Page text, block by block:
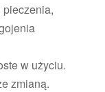
w użyciu.
zmianą.